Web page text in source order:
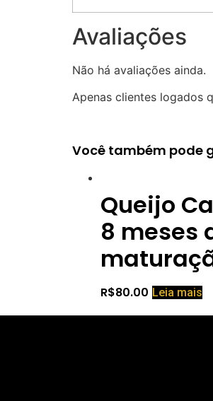
Avaliações
Não há avaliações ainda.
Apenas clientes logados
Você também pode
Queijo
8 meses
R$80.00 Leia mais